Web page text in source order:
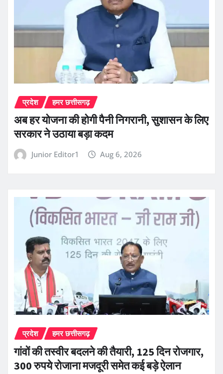
प्रदेश हमर छत्तीसगढ़
अब हर योजना की होगी पैनी निगरानी, सुशासन के लिए
सरकार ने उठाया बड़ा कदम
Junior Editor1 Aug 6, 2026
प्रदेश हमर छत्तीसगढ़
गांवों की तस्वीर बदलने की तैयारी, 125 दिन रोजगार,
300 रुपये रोजाना मजदूरी समेत कई बड़े ऐलान